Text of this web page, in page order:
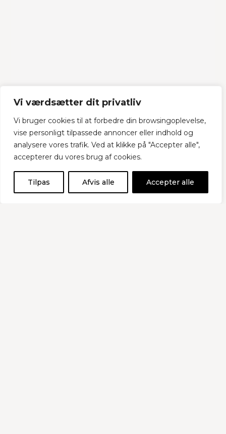
Vi værdsætter dit privatliv
Vi bruger cookies til at forbedre din browsingoplevelse,
vise personligt tilpassede annoncer eller indhold og
analysere vores trafik. Ved at klikke på "Accepter alle",
accepterer du vores brug af cookies.
Tilpas Afvis alle Accepter alle